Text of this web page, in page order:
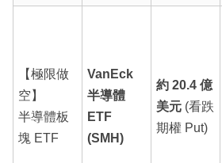
【極限做
空】
半導體板
塊 ETF
VanEck
半導體
ETF
(SMH)
約 20.4 億
美元(看跌
期權 Put)